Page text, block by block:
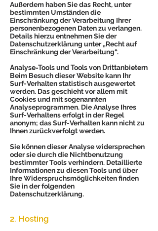
Außerdem haben Sie das Recht, unter
bestimmten Umständen die
Einschränkung der Verarbeitung Ihrer
personenbezogenen Daten zu verlangen.
Details hierzu entnehmen Sie der
Datenschutzerklärung unter „Recht auf
Einschränkung der Verarbeitung“.
Analyse-Tools und Tools von Drittanbietern
Beim Besuch dieser Website kann Ihr
Surf-Verhalten statistisch ausgewertet
werden. Das geschieht vor allem mit
Cookies und mit sogenannten
Analyseprogrammen. Die Analyse Ihres
Surf-Verhaltens erfolgt in der Regel
anonym; das Surf-Verhalten kann nicht zu
Ihnen zurückverfolgt werden.
Sie können dieser Analyse widersprechen
oder sie durch die Nichtbenutzung
bestimmter Tools verhindern. Detaillierte
Informationen zu diesen Tools und über
Ihre Widerspruchsmöglichkeiten finden
Sie in der folgenden
Datenschutzerklärung.
2. Hosting